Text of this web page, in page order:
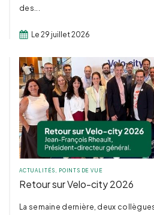
des...
Le 29 juillet 2026
ACTUALITÉS POINTS DE VUE
Retour sur Velo-city 2026
La semaine dernière, deux